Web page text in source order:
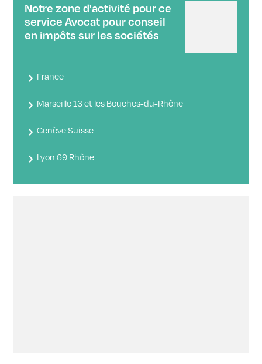
Notre zone d'activité pour ce
service Avocat pour conseil
en impôts sur les sociétés
France
Marseille 13 et les Bouches-du-Rhône
Genève Suisse
Lyon 69 Rhône